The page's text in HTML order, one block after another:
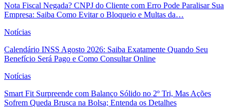
Nota Fiscal Negada? CNPJ do Cliente com Erro Pode Paralisar Sua
Empresa: Saiba Como Evitar o Bloqueio e Multas da…
Notícias
Calendário INSS Agosto 2026: Saiba Exatamente Quando Seu
Benefício Será Pago e Como Consultar Online
Notícias
Smart Fit Surpreende com Balanço Sólido no 2º Tri, Mas Ações
Sofrem Queda Brusca na Bolsa; Entenda os Detalhes